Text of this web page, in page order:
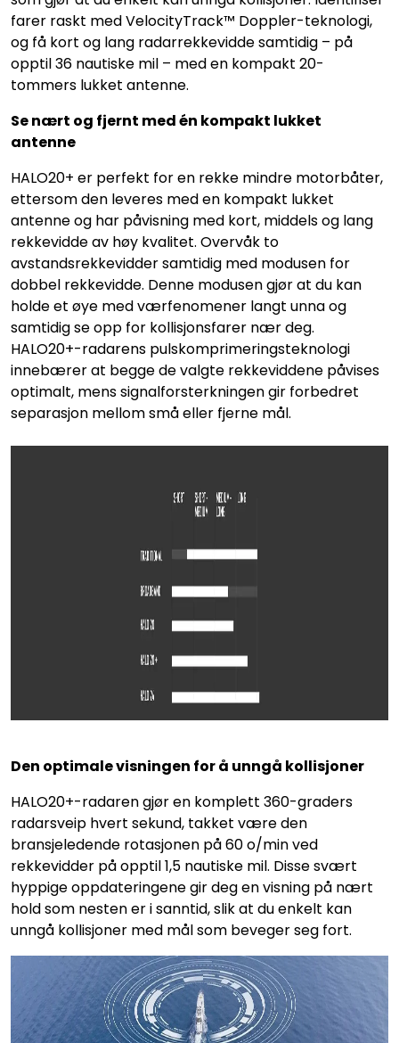
farer raskt med VelocityTrack™ Doppler-teknologi,
og få kort og lang radarrekkevidde samtidig – på
opptil 36 nautiske mil – med en kompakt 20-
tommers lukket antenne.
Se nært og fjernt med én kompakt lukket
antenne
HALO20+ er perfekt for en rekke mindre motorbåter,
ettersom den leveres med en kompakt lukket
antenne og har påvisning med kort, middels og lang
rekkevidde av høy kvalitet. Overvåk to
avstandsrekkevidder samtidig med modusen for
dobbel rekkevidde. Denne modusen gjør at du kan
holde et øye med værfenomener langt unna og
samtidig se opp for kollisjonsfarer nær deg.
HALO20+-radarens pulskomprimeringsteknologi
innebærer at begge de valgte rekkeviddene påvises
optimalt, mens signalforsterkningen gir forbedret
separasjon mellom små eller fjerne mål.
Den optimale visningen for å unngå kollisjoner
HALO20+-radaren gjør en komplett 360-graders
radarsveip hvert sekund, takket være den
bransjeledende rotasjonen på 60 o/min ved
rekkevidder på opptil 1,5 nautiske mil. Disse svært
hyppige oppdateringene gir deg en visning på nært
hold som nesten er i sanntid, slik at du enkelt kan
unngå kollisjoner med mål som beveger seg fort.